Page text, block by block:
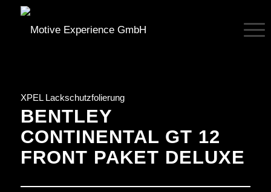
XPEL Lackschutzfolierung
BENTLEY
CONTINENTAL GT 12
FRONT PAKET DELUXE